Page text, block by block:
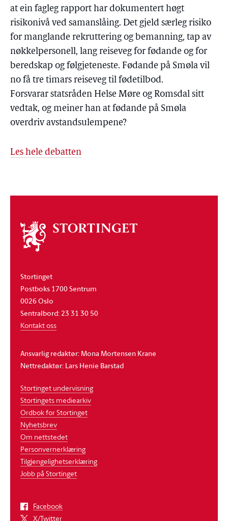
at ein fagleg rapport har dokumentert høgt
risikonivå ved samanslåing. Det gjeld særleg risiko
for manglande rekruttering og bemanning, tap av
nøkkelpersonell, lang reiseveg for fødande og for
beredskap og følgjeteneste. Fødande på Smøla vil
no få tre timars reiseveg til fødetilbod.
Forsvarar statsråden Helse Møre og Romsdal sitt
vedtak, og meiner han at fødande på Smøla
overdriv avstandsulempene?
Les hele debatten
Om
stortinget
Stortinget
Postboks 1700 Sentrum
0026 Oslo
Sentralbord: 23 31 30 50
Kontakt oss
Ansvarlig redaktør: Mona Mortensen Krane
Nettredaktør: Lars Henie Barstad
Stortinget undervisning
Stortingets mediearkiv
Ordbok for Stortinget
Nyhetsbrev
Om nettstedet
Personvernerklæring
Tilgjengelighetserklæring
Jobb på Stortinget
Facebook
X/Twitter